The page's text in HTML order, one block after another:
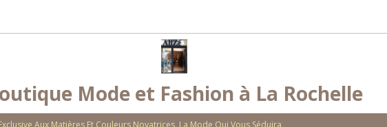
Mode et Fashion à La Rochelle
Aux Matières Et Couleurs Novatrices, La Mode Qui Vous Séduira